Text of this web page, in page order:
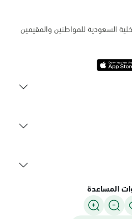
السعودية للمواطنين والمقيمين
المساعدة